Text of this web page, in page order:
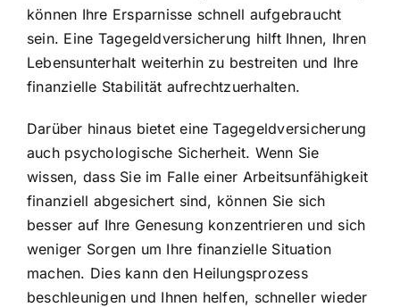
können Ihre Ersparnisse schnell aufgebraucht
sein. Eine Tagegeldversicherung hilft Ihnen, Ihren
Lebensunterhalt weiterhin zu bestreiten und Ihre
finanzielle Stabilität aufrechtzuerhalten.
Darüber hinaus bietet eine Tagegeldversicherung
auch psychologische Sicherheit. Wenn Sie
wissen, dass Sie im Falle einer Arbeitsunfähigkeit
finanziell abgesichert sind, können Sie sich
besser auf Ihre Genesung konzentrieren und sich
weniger Sorgen um Ihre finanzielle Situation
machen. Dies kann den Heilungsprozess
beschleunigen und Ihnen helfen, schneller wieder